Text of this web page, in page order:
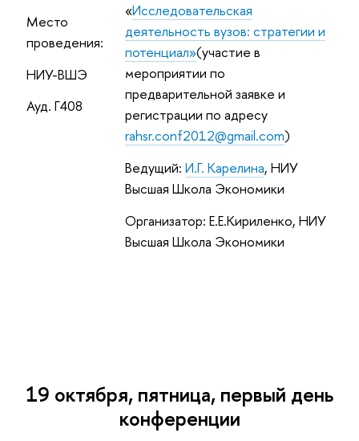
Место
проведения:
НИУ-ВШЭ
Ауд. Г408
«Исследовательская
деятельность вузов: стратегии и
потенциал»(участие в
мероприятии по
предварительной заявке и
регистрации по адресу
rahsr.conf2012@gmail.com)
Ведущий: И.Г. Карелина, НИУ
Высшая Школа Экономики
Организатор: Е.Е.Кириленко, НИУ
Высшая Школа Экономики
19 октября, пятница, первый день
конференции